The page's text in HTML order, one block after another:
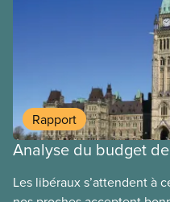
Rapport
Analyse du budget
Les libéraux s’attendent à
Fiche d’information